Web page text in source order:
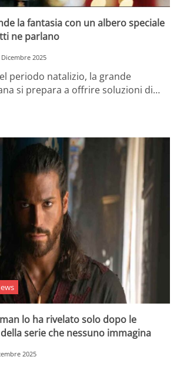
la fantasia con un albero speciale
ne parlano
Dicembre 2025
periodo natalizio, la grande
si prepara a offrire soluzioni di…
lo ha rivelato solo dopo le
serie che nessuno immagina
2025